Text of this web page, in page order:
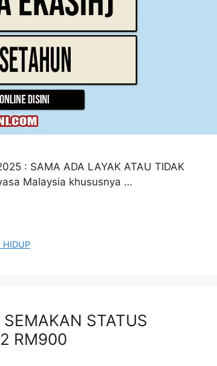
: SAMA ADA LAYAK ATAU TIDAK
Malaysia khususnya …
HIDUP
STATUS
RM900